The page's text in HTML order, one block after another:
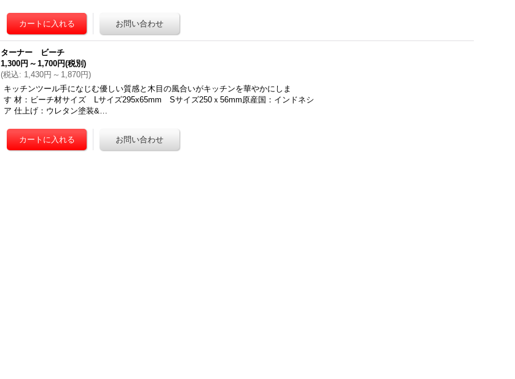
ターナー ビーチ
1,300円 ～ 1,700円(税別)
(税込: 1,430円 ～ 1,870円)
キッチンツール手になじむ優しい質感と木目の風合いがキッチンを華やかにしま
す 材：ビーチ材サイズ Lサイズ295x65mm Sサイズ250ｘ56mm原産国：インドネシ
ア 仕上げ：ウレタン塗装&…